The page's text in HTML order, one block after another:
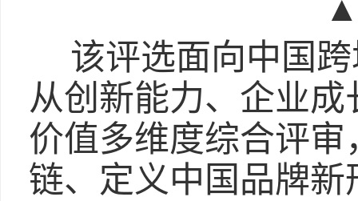
该评选面向中国
从创新能力、企业
价值多维度综合评
链、定义中国品牌